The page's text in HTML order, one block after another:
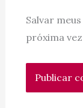
Salvar
próxima